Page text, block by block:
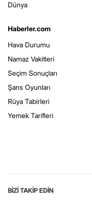
Dünya
Haberler.com
Hava Durumu
Namaz Vakitleri
Seçim Sonuçları
Şans Oyunları
Rüya Tabirleri
Yemek Tarifleri
BİZİ TAKİP EDİN